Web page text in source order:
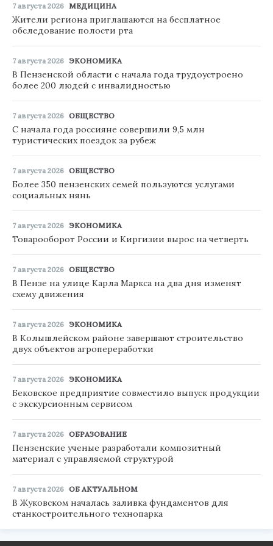
7 августа 2026 МЕДИЦИНА
Жители региона приглашаются на бесплатное
обследование полости рта
7 августа 2026 ЭКОНОМИКА
В Пензенской области с начала года трудоустроено
более 200 людей с инвалидностью
7 августа 2026 ОБЩЕСТВО
С начала года россияне совершили 9,5 млн
туристических поездок за рубеж
7 августа 2026 ОБЩЕСТВО
Более 350 пензенских семей пользуются услугами
социальных нянь
7 августа 2026 ЭКОНОМИКА
Товарооборот России и Киргизии вырос на четверть
7 августа 2026 ОБЩЕСТВО
В Пензе на улице Карла Маркса на два дня изменят
схему движения
7 августа 2026 ЭКОНОМИКА
В Колышлейском районе завершают строительство
двух объектов агропереработки
7 августа 2026 ЭКОНОМИКА
Бековское предприятие совместило выпуск продукции
с экскурсионным сервисом
7 августа 2026 ОБРАЗОВАНИЕ
Пензенские ученые разработали композитный
материал с управляемой структурой
7 августа 2026 ОБ АКТУАЛЬНОМ
В Жуковском началась заливка фундаментов для
станкостроительного технопарка